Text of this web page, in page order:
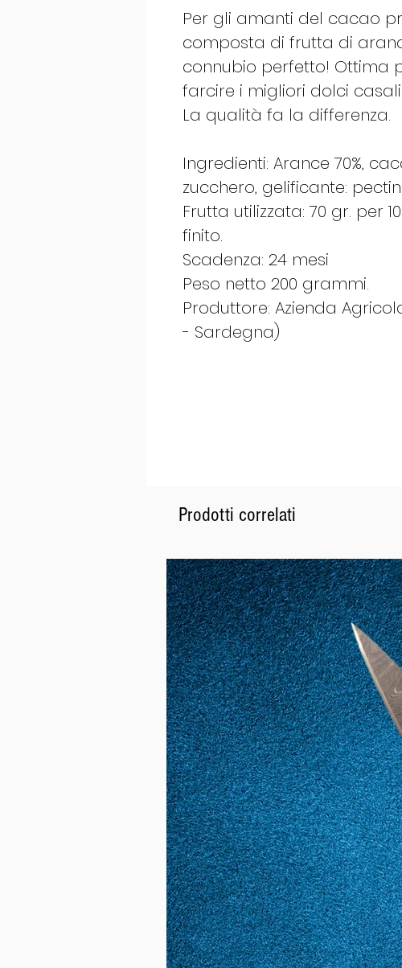
Per gli amanti del cacao
composta di frutta di
connubio perfetto! Ottima
farcire i migliori dolci
La qualità fa la differenza.
Ingredienti: Arance 70%,
zucchero, gelificante:
Frutta utilizzata: 70 gr. per
finito.
Scadenza: 24 mesi
Peso netto 200 grammi.
Produttore: Azienda
- Sardegna)
Prodotti correlati